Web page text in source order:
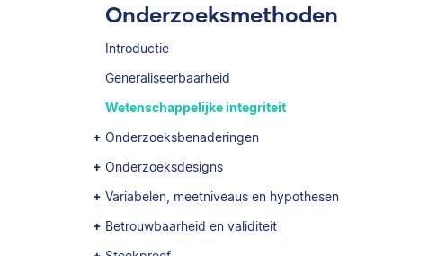
Onderzoeksmethoden
Introductie
Generaliseerbaarheid
Wetenschappelijke integriteit
Onderzoeksbenaderingen
Onderzoeksdesigns
Variabelen, meetniveaus en hypothesen
Betrouwbaarheid en validiteit